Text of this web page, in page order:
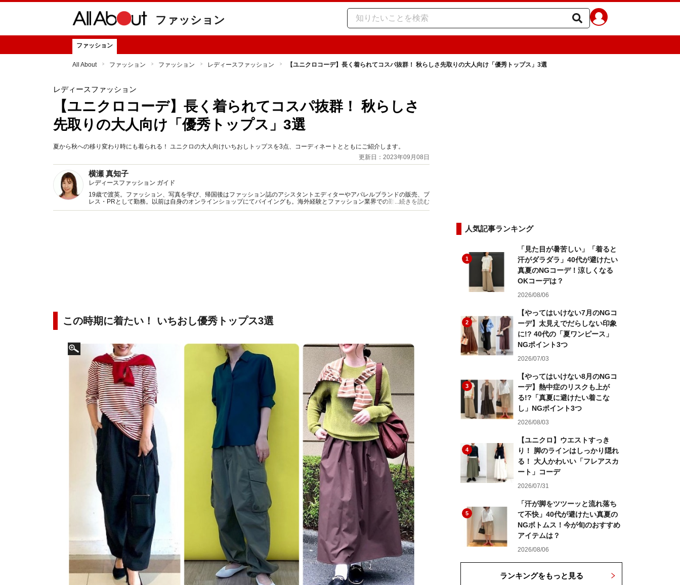
ファッション
ファッション
All About ファッション ファッション レディースファッション 【ユニクロコーデ】長く着られてコスパ抜群！ 秋らしさ先取りの大人向け「優秀トップス」3選
レディースファッション
【ユニクロコーデ】長く着られてコスパ抜群！ 秋らしさ
先取りの大人向け「優秀トップス」3選
夏から秋への移り変わり時にも着られる！ ユニクロの大人向けいちおしトップスを3点、コーディネートとともにご紹介します。
更新日：2023年09月08日
横瀬 真知子
レディースファッション ガイド
19歳で渡英。ファッション、写真を学び、帰国後はファッション誌のアシスタントエディターやアパレルブランドの販売、プ
レス・PRとして勤務。以前は自身のオンラインショップにてバイイングも。海外経験とファッション業界での勤務経験から
得た知識をもとに、フレッシュなファッション情報をご提供します。
...続きを読む
この時期に着たい！ いちおし優秀トップス3選
人気記事ランキング
1
「見た目が暑苦しい」「着ると
汗がダラダラ」40代が避けたい
真夏のNGコーデ！涼しくなる
OKコーデは？
2026/08/06
2
【やってはいけない7月のNGコ
ーデ】太見えでだらしない印象
に!? 40代の「夏ワンピース」
NGポイント3つ
2026/07/03
3
【やってはいけない8月のNGコ
ーデ】熱中症のリスクも上が
る!?「真夏に避けたい着こな
し」NGポイント3つ
2026/08/03
4
【ユニクロ】ウエストすっき
り！ 脚のラインはしっかり隠れ
る！ 大人かわいい「フレアスカ
ート」コーデ
2026/07/31
5
「汗が脚をツツーッと流れ落ち
て不快」40代が避けたい真夏の
NGボトムス！今が旬のおすすめ
アイテムは？
2026/08/06
ランキングをもっと見る